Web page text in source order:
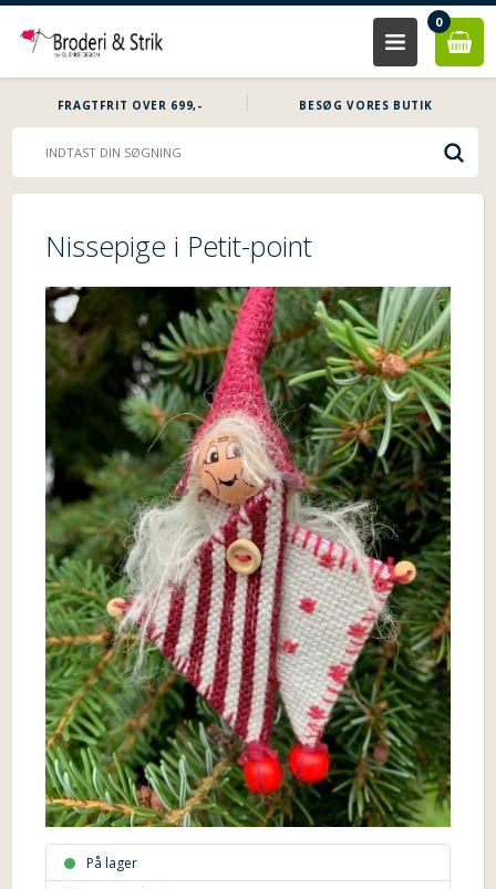
0
FRAGTFRIT OVER 699,- BESØG VORES BUTIK
Nissepige i Petit-point
På lager